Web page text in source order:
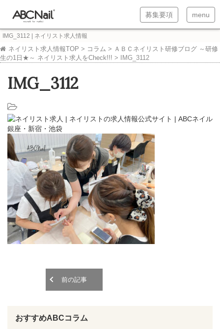
T
o
g
a
v
i
g
a
t
i
o
n
募集要項
T
o
a
menu
IMG_3112 | ネイリスト求人情報
ネイリスト求人情報TOP > コラム > ＡＢＣネイリスト研修ブログ ～研修
生の1日★～ ネイリスト求人をCheck!!! > IMG_3112
IMG_3112
前の記事
おすすめABCコラム